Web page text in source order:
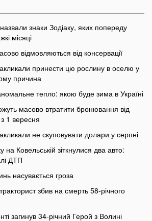
знаки Зодіаку, яких попереду
місяці
відмовляються від консервації
принести цю рослину в оселю у
причина
тепло: якою буде зима в Україні
масово втратити бронювання від
з 1 вересня
не скуповувати долари у серпні
на Ковельській зіткнулися два авто:
ДТП
насувається гроза
збив на смерть 58-річного
загинув 34-річний Герой з Волині